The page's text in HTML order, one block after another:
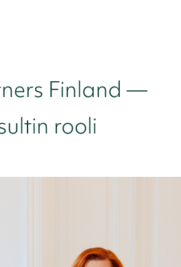
Finland —
rooli